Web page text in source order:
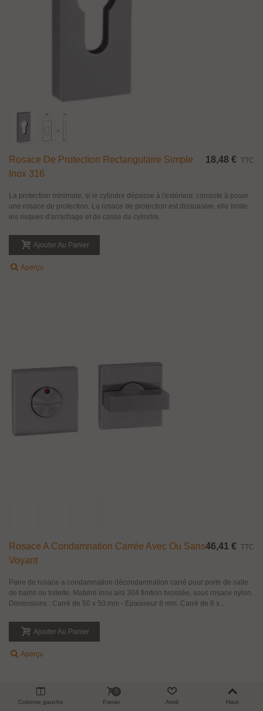
Rosace De Protection Rectangulaire Simple
Inox 316
18,48 € TTC
La protection minimale, si le cylindre dépasse à l'extérieur, consiste à poser
une rosace de protection. La rosace de protection est dissuasive, elle limite
les risques d'arrachage et de casse du cylindre.
Ajouter Au Panier
Aperçu
Rosace A Condamnation Carrée Avec Ou Sans
Voyant
46,41 € TTC
Paire de rosace a condamnation décondamnation carré pour porte de salle
de bains ou toilette. Matiére inox aisi 304 finition brossée, sous rosace nylon.
Dimensions : Carré de 50 x 50 mm - Epaisseur 8 mm. Carré de 6 x...
Ajouter Au Panier
Aperçu
Colonne gauche Panier
0
Aimé Haut